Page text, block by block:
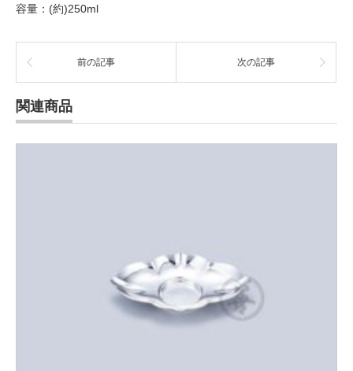
容量：(約)250ml
前の記事 次の記事
関連商品